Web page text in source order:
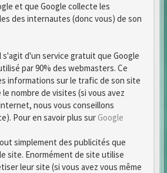
et que Google collecte les
des internautes (donc vous) de son
s'agit d'un service gratuit que Google
par 90% des webmasters. Ce
informations sur le trafic de son site
nombre de visites (si vous avez
nous vous conseillons
Pour en savoir plus sur Google
simplement des publicités que
site. Enormément de site utilise
leur site (si vous avez vous même